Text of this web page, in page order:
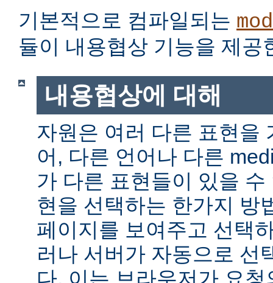
기본적으로 컴파일되는
듈이 내용협상 기능을 제공
내용협상에 대해
자원은 여러 다른 표현을
어, 다른 언어나 다른
가 다른 표현들이 있을
현을 선택하는 한가지 방
페이지를 보여주고 선택
러나 서버가 자동으로 선
다. 이는 브라우저가 요